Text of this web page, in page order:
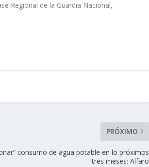
Regional de la Guardia Nacional,
PRÓXIMO
consumo de agua potable en lo próximos
tres meses: Alfaro